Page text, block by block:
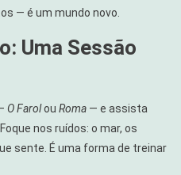
— é um mundo novo.
Uma Sessão
O Farolou Roma— e assista
nos ruídos: o mar, os
sente. É uma forma de treinar